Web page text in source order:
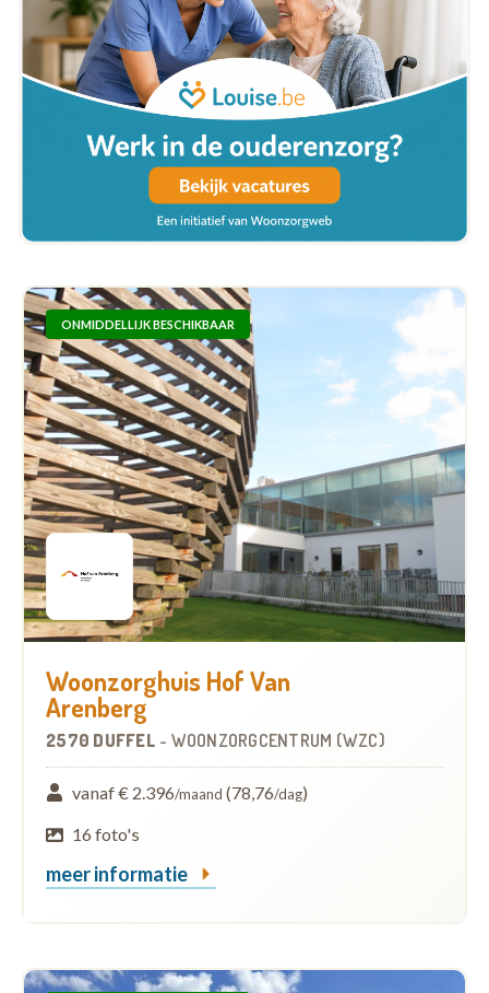
ONMIDDELLIJK BESCHIKBAAR
Woonzorghuis Hof Van
Arenberg
2570 DUFFEL - WOONZORGCENTRUM (WZC)
vanaf € 2.396/maand (78,76/dag)
16 foto's
meer informatie